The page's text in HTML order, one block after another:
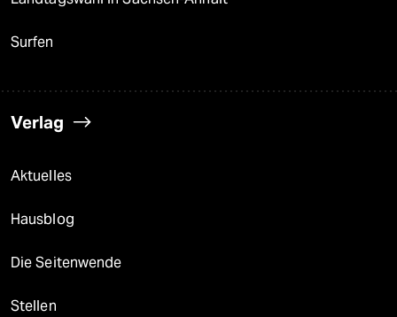
Surfen
Verlag
Aktuelles
Hausblog
Die Seitenwende
Stellen